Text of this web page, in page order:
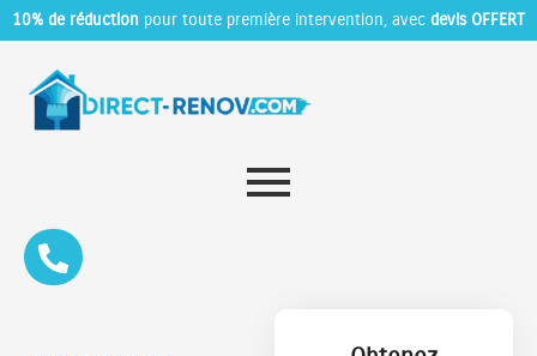
10% de réduction pour toute première intervention, avec devis OFFERT